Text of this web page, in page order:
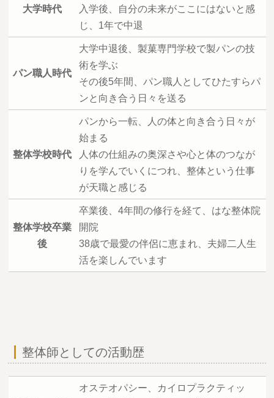
大学時代
入学後、自分の未来がここにはないと感
じ、1年で中退
パン職人時代
大学中退後、製菓専門学校で製パンの技
術を学ぶ
その後5年間、パン職人としてひたすらパ
ンと向き合う日々を送る
整体学校時代
パンから一転、人の体と向き合う日々が
始まる
人体の仕組みの奥深さや心と体のつなが
りを学んでいくにつれ、整体という仕事
が天職と感じる
整体学校卒業
後
卒業後、4年間の修行を経て、はな整体院
開院
38歳で最愛の伴侶に恵まれ、夫婦二人生
活を楽しんでいます
整体師としての活動歴
オステオパシー、カイロプラクティッ